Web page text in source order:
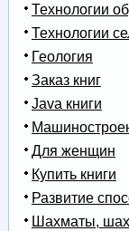
Технологии
Технологии
Геология
Заказ книг
Java книги
Для женщин
Купить книги
Развитие
Шахматы,